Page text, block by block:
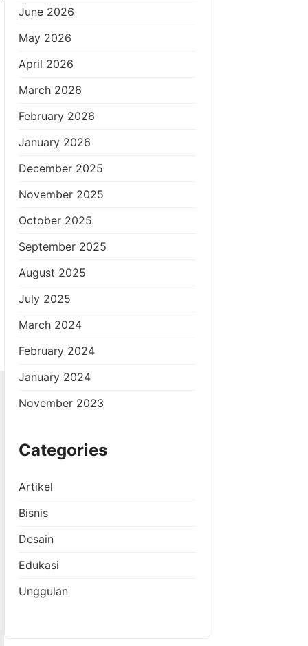
June 2026
May 2026
April 2026
March 2026
February 2026
January 2026
December 2025
November 2025
October 2025
September 2025
August 2025
July 2025
March 2024
February 2024
January 2024
November 2023
Categories
Artikel
Bisnis
Desain
Edukasi
Unggulan